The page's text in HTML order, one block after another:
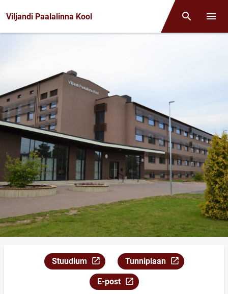
Viljandi Paalalinna Kool Otsing
Front page
Stuudium
Link avaneb uuel leheküljel
Tunniplaan
Link avaneb uuel leheküljel
E-post
Link avaneb uuel leheküljel